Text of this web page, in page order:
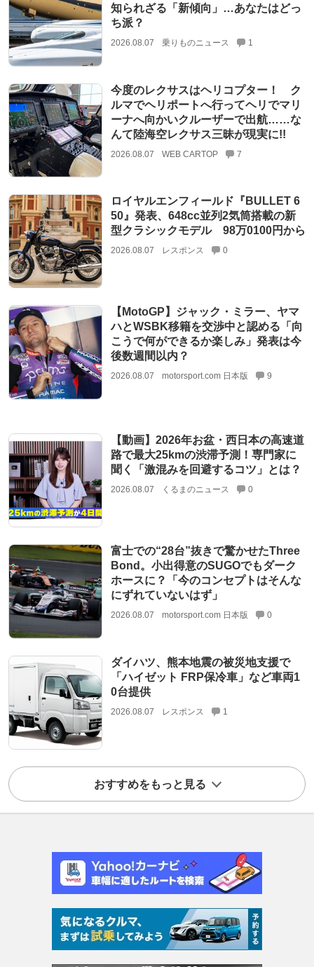
知られざる「新傾向」…あなたはどっ
ち派？
2026.08.07 乗りものニュース 1
今度のレクサスはヘリコプター！ ク
ルマでヘリポートへ行ってヘリでマリ
ーナへ向かいクルーザーで出航……な
んて陸海空レクサス三昧が現実に!!
2026.08.07 WEB CARTOP 7
ロイヤルエンフィールド『BULLET 6
50』発表、648cc並列2気筒搭載の新
型クラシックモデル 98万0100円から
2026.08.07 レスポンス 0
【MotoGP】ジャック・ミラー、ヤマ
ハとWSBK移籍を交渉中と認める「向
こうで何ができるか楽しみ」発表は今
後数週間以内？
2026.08.07 motorsport.com 日本版 9
【動画】2026年お盆・西日本の高速道
路で最大25kmの渋滞予測！専門家に
聞く「激混みを回避するコツ」とは？
2026.08.07 くるまのニュース 0
富士での“28台”抜きで驚かせたThree
Bond。小出得意のSUGOでもダーク
ホースに？「今のコンセプトはそんな
にずれていないはず」
2026.08.07 motorsport.com 日本版 0
ダイハツ、熊本地震の被災地支援で
「ハイゼット FRP保冷車」など車両1
0台提供
2026.08.07 レスポンス 1
おすすめをもっと見る